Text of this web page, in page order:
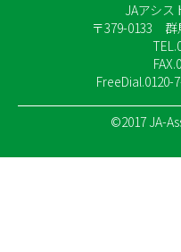
JAアシス
〒379-0133 群
FreeDial.0120-
©2017 JA-